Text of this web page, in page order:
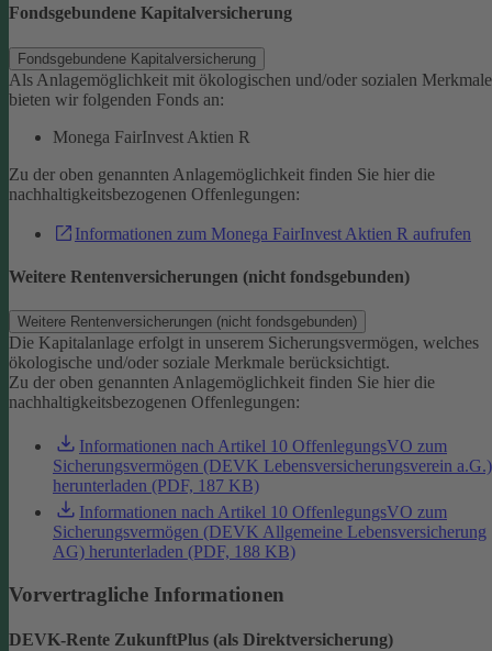
Fondsgebundene Kapitalversicherung
Fondsgebundene Kapitalversicherung
Als Anlagemöglichkeit mit ökologischen und/oder sozialen
bieten wir folgenden Fonds an:
Monega FairInvest Aktien R
Zu der oben genannten Anlagemöglichkeit finden Sie hier die
nachhaltigkeitsbezogenen Offenlegungen:
Informationen zum Monega FairInvest Aktien R aufrufen
Weitere Rentenversicherungen (nicht fondsgebunden)
Weitere Rentenversicherungen (nicht fondsgebunden)
Die Kapitalanlage erfolgt in unserem Sicherungsvermögen, welches
ökologische und/oder soziale Merkmale berücksichtigt.
Zu der oben genannten Anlagemöglichkeit finden Sie hier die
nachhaltigkeitsbezogenen Offenlegungen:
Informationen nach Artikel 10 OffenlegungsVO zum
Sicherungsvermögen (DEVK Lebensversicherungsverein a.G.)
herunterladen (PDF, 187 KB)
Informationen nach Artikel 10 OffenlegungsVO zum
Sicherungsvermögen (DEVK Allgemeine Lebensversicherung
AG) herunterladen (PDF, 188 KB)
Vorvertragliche Informationen
DEVK-Rente ZukunftPlus (als Direktversicherung)